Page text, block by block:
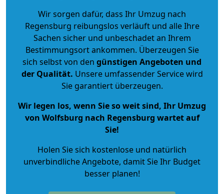
Wir sorgen dafür, dass Ihr Umzug nach
Regensburg reibungslos verläuft und alle Ihre
Sachen sicher und unbeschadet an Ihrem
Bestimmungsort ankommen. Überzeugen Sie
sich selbst von den günstigen Angeboten und
der Qualität. Unsere umfassender Service wird
Sie garantiert überzeugen.
Wir legen los, wenn Sie so weit sind, Ihr Umzug
von Wolfsburg nach Regensburg wartet auf
Sie!
Holen Sie sich kostenlose und natürlich
unverbindliche Angebote, damit Sie Ihr Budget
besser planen!